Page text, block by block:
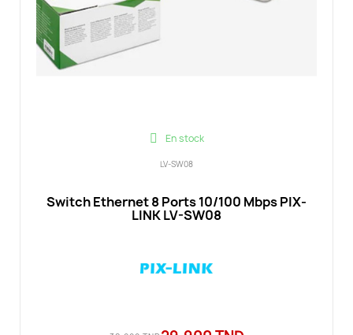
En stock
LV-SW08
Switch Ethernet 8 Ports 10/100 Mbps PIX-
LINK LV-SW08